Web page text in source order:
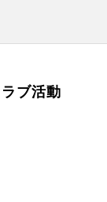
ブ活動